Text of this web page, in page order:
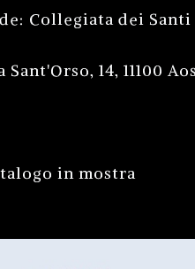
Collegiata dei
Sant'Orso, 14, 11100
in mostra